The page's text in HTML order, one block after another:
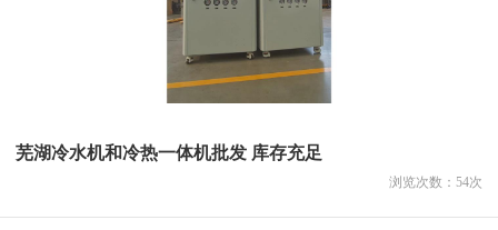
芜湖冷水机和冷热一体机批发 库存充足
浏览次数： 54次